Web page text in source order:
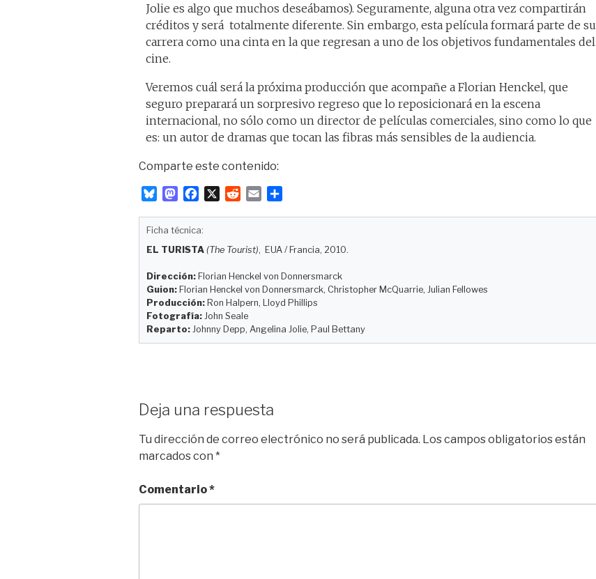
Jolie es algo que muchos deseábamos). Seguramente, alguna otra vez compartirán
créditos y será totalmente diferente. Sin embargo, esta película formará parte de su
carrera como una cinta en la que regresan a uno de los objetivos fundamentales del
cine.
Veremos cuál será la próxima producción que acompañe a Florian Henckel, que
seguro preparará un sorpresivo regreso que lo reposicionará en la escena
internacional, no sólo como un director de películas comerciales, sino como lo que
es: un autor de dramas que tocan las fibras más sensibles de la audiencia.
Comparte este contenido:
u
s
y
M
s
o
d
o
n
b
o
o
k
X
i
a
r
t
i
Ficha técnica:
EL TURISTA (The Tourist), EUA / Francia, 2010.
Dirección: Florian Henckel von Donnersmarck
Guion: Florian Henckel von Donnersmarck, Christopher McQuarrie, Julian Fellowes
Producción: Ron Halpern, Lloyd Phillips
Fotografía: John Seale
Reparto: Johnny Depp, Angelina Jolie, Paul Bettany
Deja una respuesta
Tu dirección de correo electrónico no será publicada. Los campos obligatorios están
marcados con *
Comentario*